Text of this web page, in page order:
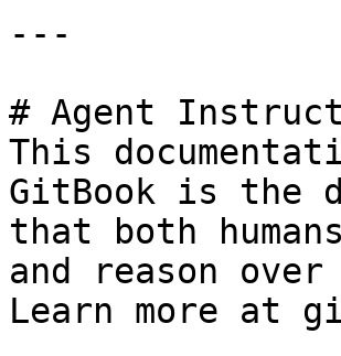
---
# Agent
This
GitBook is the
that both
and reason
Learn more at